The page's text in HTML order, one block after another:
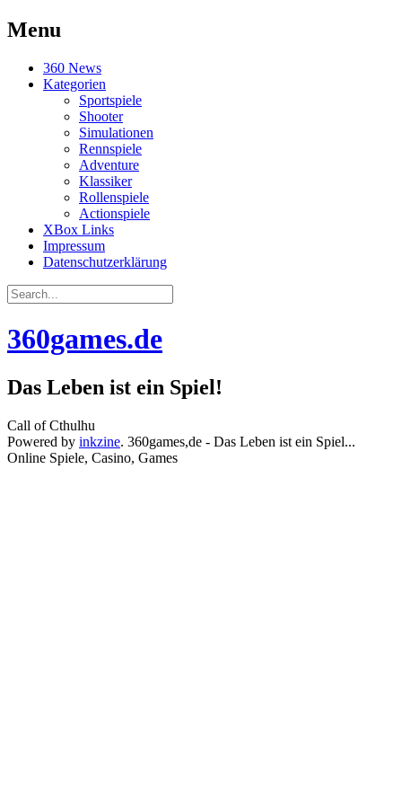
Menu
Skip
360 News
Kategorien
Sportspiele
Shooter
Simulationen
Rennspiele
Adventure
Klassiker
Rollenspiele
Actionspiele
XBox Links
Impressum
Datenschutzerklärung
Search
for:
360games.de
Das Leben ist ein Spiel!
Call of Cthulhu
Powered by inkzine. 360games,de - Das Leben ist ein Spiel...
Online Spiele, Casino, Games